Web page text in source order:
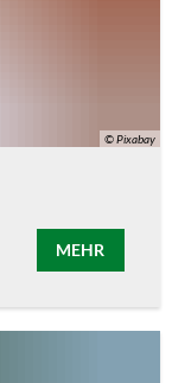
© Pixabay
MEHR